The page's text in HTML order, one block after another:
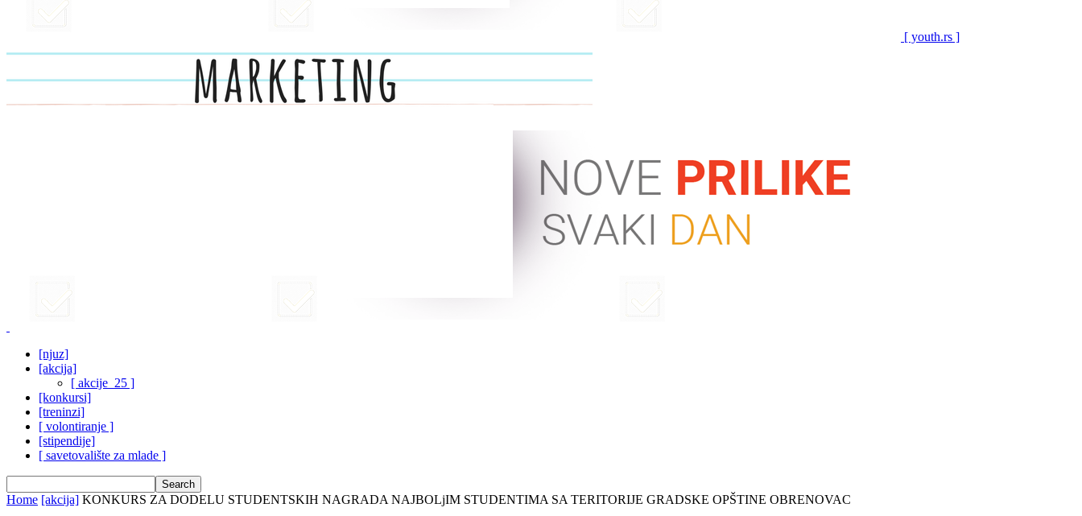
[ youth.rs ]
[njuz]
[akcija]
[ akcije_25 ]
[konkursi]
[treninzi]
[ volontiranje ]
[stipendije]
[ savetovalište za mlade ]
Home [akcija] KONKURS ZA DODELU STUDENTSKIH NAGRADA NAJBOLjIM STUDENTIMA SA TERITORIJE GRADSKE OPŠTINE OBRENOVAC